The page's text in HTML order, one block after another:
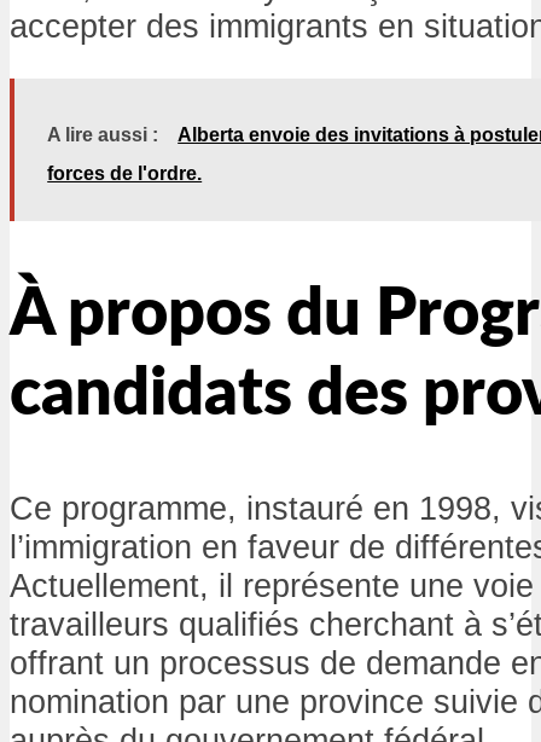
accepter des immigrants en
A lire aussi :
Alberta envoie des invitations à
forces de l'ordre.
À propos du
candidats des
Ce programme, instauré en 1998,
l’immigration en faveur de
Actuellement, il représente une
travailleurs qualifiés cherchant à
offrant un processus de demande
nomination par une province suivie